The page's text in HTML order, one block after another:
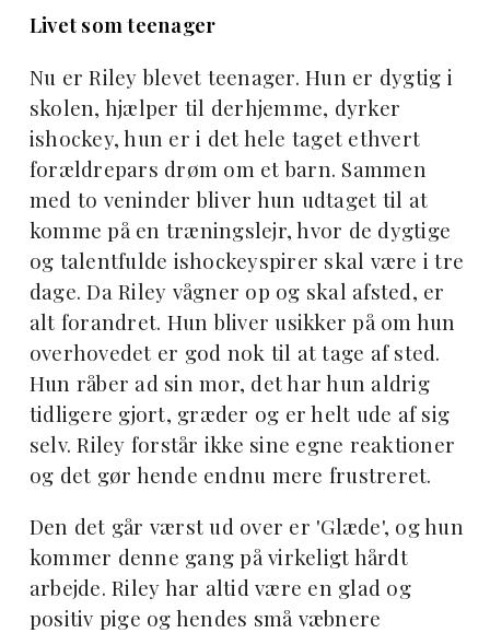
Livet som teenager
Nu er Riley blevet teenager. Hun er dygtig i
skolen, hjælper til derhjemme, dyrker
ishockey, hun er i det hele taget ethvert
forældrepars drøm om et barn. Sammen
med to veninder bliver hun udtaget til at
komme på en træningslejr, hvor de dygtige
og talentfulde ishockeyspirer skal være i tre
dage. Da Riley vågner op og skal afsted, er
alt forandret. Hun bliver usikker på om hun
overhovedet er god nok til at tage af sted.
Hun råber ad sin mor, det har hun aldrig
tidligere gjort, græder og er helt ude af sig
selv. Riley forstår ikke sine egne reaktioner
og det gør hende endnu mere frustreret.
Den det går værst ud over er 'Glæde', og hun
kommer denne gang på virkeligt hårdt
arbejde. Riley har altid være en glad og
positiv pige og hendes små væbnere